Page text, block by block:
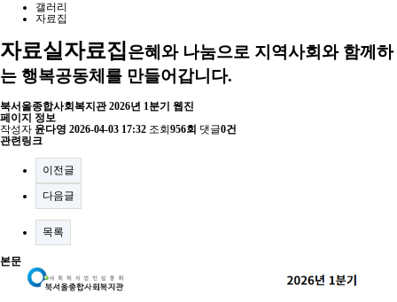
갤러리
자료집
자료실자료집은혜와 나눔으로 지역사회와 함께하
는 행복공동체를 만들어갑니다.
북서울종합사회복지관 2026년 1분기 웹진
페이지 정보
작성자 윤다영 2026-04-03 17:32 조회 956회 댓글0건
관련링크
이전글
다음글
목록
본문